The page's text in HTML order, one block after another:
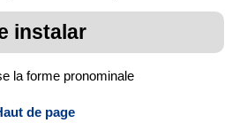
instalar
la forme pronominale
de page